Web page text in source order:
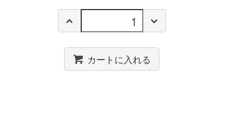
カートに入れる